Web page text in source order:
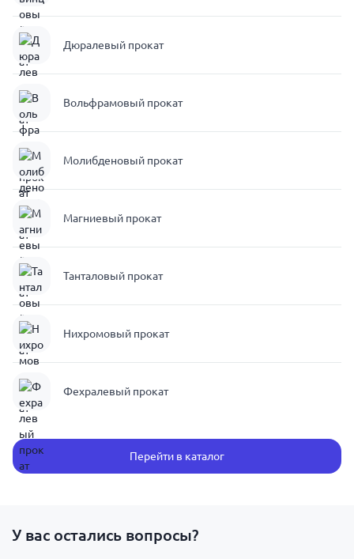
Дюралевый прокат
Вольфрамовый прокат
Молибденовый прокат
Магниевый прокат
Танталовый прокат
Нихромовый прокат
Фехралевый прокат
Перейти в каталог
У вас остались вопросы?